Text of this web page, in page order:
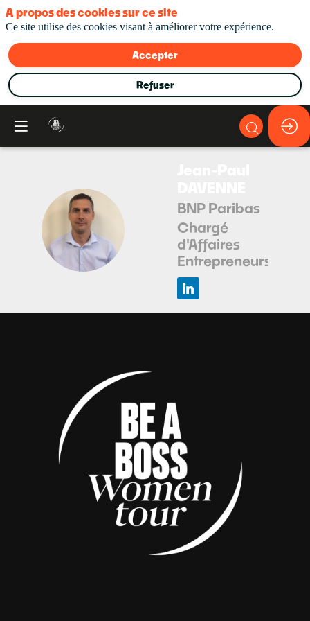
JD
BNP Paribas
Chargé
d'Affaires
Entrepreneurs
A propos des cookies sur ce site
Ce site utilise des cookies visant à améliorer votre expérience.
Accepter
Refuser